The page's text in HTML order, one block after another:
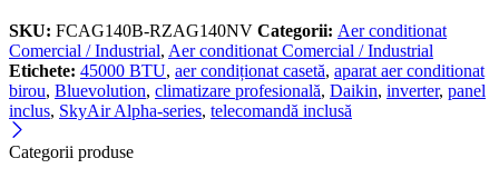
SKU: FCAG140B-RZAG140NV Categorii: Aer conditionat
Comercial / Industrial, Aer conditionat Comercial / Industrial
Etichete: 45000 BTU, aer condiționat casetă, aparat aer conditionat
birou, Bluevolution, climatizare profesională, Daikin, inverter, panel
inclus, SkyAir Alpha-series, telecomandă inclusă
Categorii produse